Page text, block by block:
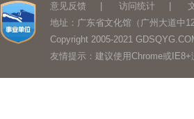
意见反馈 访问统计
地址：广东省文化馆（广州大道中
Copyright 2005-2021
友情提示：建议使用Chrome或